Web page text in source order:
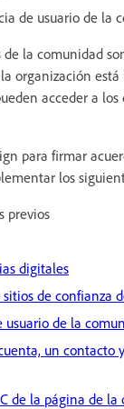
de usuario de la
de la comunidad
organización
acceder a los
para firmar
los
previos
digitales
de confianza
de la
un contacto
de la página de la